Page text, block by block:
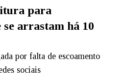
para
se arrastam há 10
por falta de escoamento
sociais